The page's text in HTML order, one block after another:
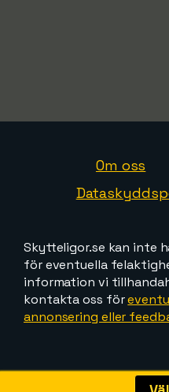
Om oss
Skytteligor.se kan inte
för eventuella
information vi
kontakta oss för
annonsering eller